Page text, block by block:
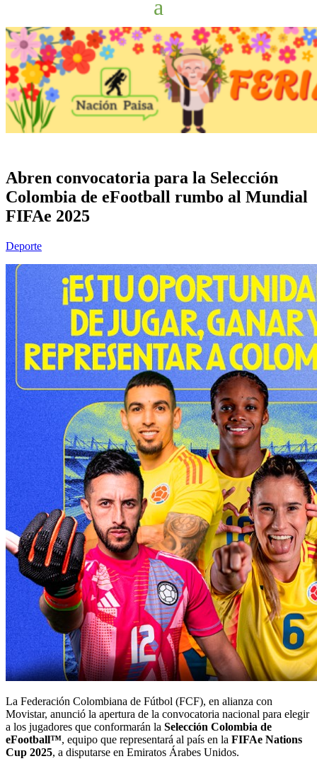
Abren convocatoria para la Selección
Colombia de eFootball rumbo al Mundial
FIFAe 2025
Deporte
La Federación Colombiana de Fútbol (FCF), en alianza con
Movistar, anunció la apertura de la convocatoria nacional para elegir
a los jugadores que conformarán la Selección Colombia de
eFootball™, equipo que representará al país en la FIFAe Nations
Cup 2025, a disputarse en Emiratos Árabes Unidos.